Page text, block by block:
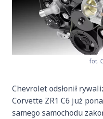
fot.
Chevrolet odsłonił
Corvette ZR1 C6 już
samego samochodu